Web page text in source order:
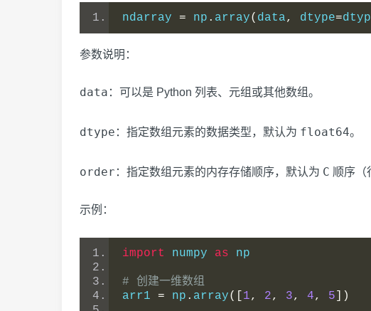
ndarray = np . array( data, dtype=
参数说明：
data ：可以是 Python 列表、元组或其他数组。
dtype ：指定数组元素的数据类型，默认为 float64。
order ：指定数组元素的内存存储顺序，默认为 C 顺序（
示例：
import numpy as np
# 创建一维数组
arr1 = np . array([ 1, 2, 3, 4, 5 ])